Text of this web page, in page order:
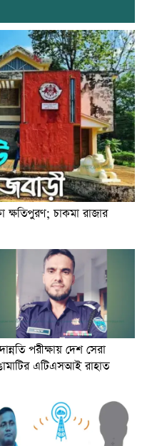
ক্ষতিপুরণ; চাকমা রাজার
পরীক্ষায় দেশ সেরা
এটিএসআই রাহাত